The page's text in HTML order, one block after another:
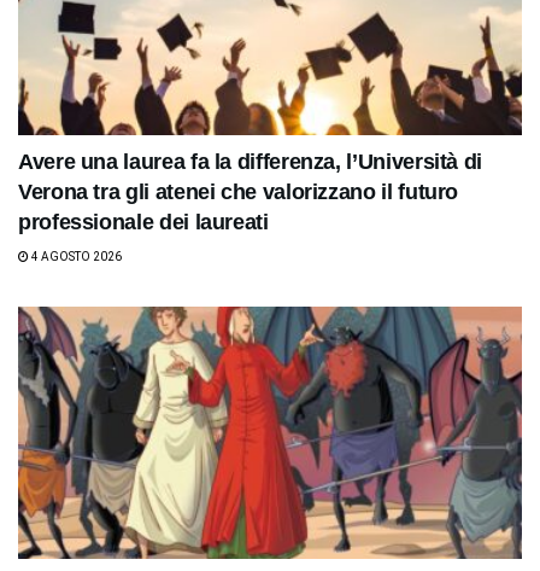
Avere una laurea fa la differenza, l’Università di
Verona tra gli atenei che valorizzano il futuro
professionale dei laureati
4 AGOSTO 2026